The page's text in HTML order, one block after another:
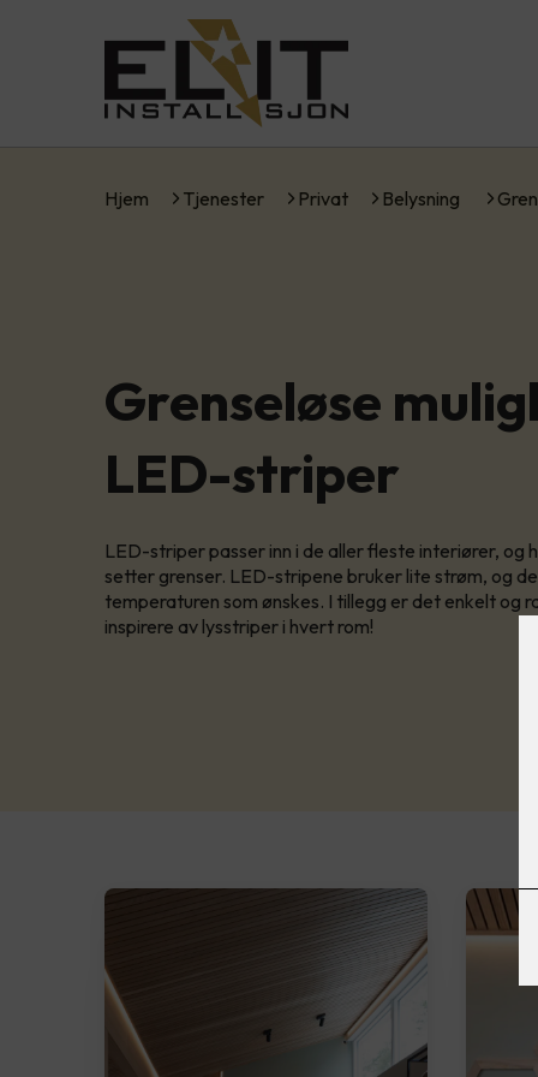
Hjem Tjenester Privat Belysning
Grenseløse
LED-striper
LED-striper passer inn i de aller fleste interiører, og
setter grenser.​ LED-stripene bruker lite strøm, og
temperaturen som ønskes. I tillegg er det enkelt og
inspirere av lysstriper i hvert rom!